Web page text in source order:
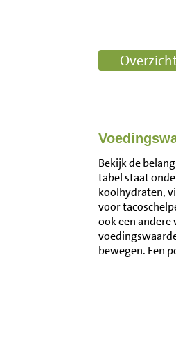
Bekijk de
tabel staat
koolhydraten,
voor
ook een andere
bewegen. Een